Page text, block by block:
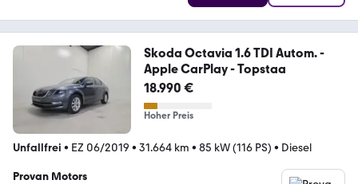
Skoda Octavia 1.6 TDI Autom. -
Apple CarPlay - Topstaa
18.990 €
Hoher Preis
Unfallfrei • EZ 06/2019 • 31.664 km • 85 kW (116 PS) • Diesel
Provan Motors